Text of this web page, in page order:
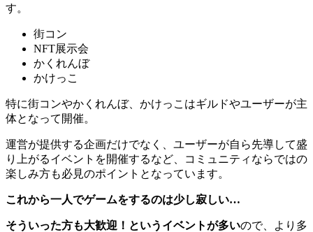
す。
街コン
NFT展示会
かくれんぼ
かけっこ
特に街コンやかくれんぼ、かけっこはギルドやユーザーが主
体となって開催。
運営が提供する企画だけでなく、ユーザーが自ら先導して盛
り上がるイベントを開催するなど、コミュニティならではの
楽しみ方も必見のポイントとなっています。
これから一人でゲームをするのは少し寂しい…
そういった方も大歓迎！というイベントが多いので、より多